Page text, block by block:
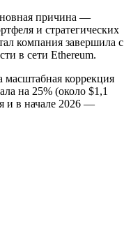
причина —
и стратегических
компания завершила с
в сети Ethereum.
масштабная коррекция
на 25% (около $1,1
и в начале 2026 —